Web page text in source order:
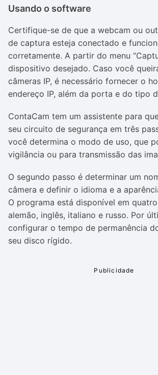
Usando o software
Certifique-se de que a webcam ou
de captura esteja conectado e
corretamente. A partir do menu
dispositivo desejado. Caso você
câmeras IP, é necessário fornecer o
endereço IP, além da porta e do tipo
ContaCam tem um assistente para
seu circuito de segurança em três
você determina o modo de uso, que
vigilância ou para transmissão das
O segundo passo é determinar um
câmera e definir o idioma e a
O programa está disponível em
alemão, inglês, italiano e russo. Por
configurar o tempo de permanência
seu disco rígido.